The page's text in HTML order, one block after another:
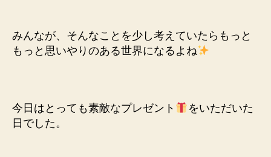
みんなが、そんなことを少し考えていたらもっと
もっと思いやりのある世界になるよね
今日はとっても素敵なプレゼント
をいただいた
日でした。